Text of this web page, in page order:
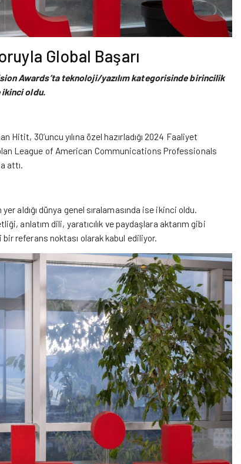
Global Başarı
Awards’ta teknoloji/yazılım kategorisinde birincilik
ikinci oldu.
Hitit, 30’uncu yılına özel hazırladığı 2024 Faaliyet
League of American Communications Professionals
attı.
aldığı dünya genel sıralamasında ise ikinci oldu.
anlatım dili, yaratıcılık ve paydaşlara aktarım gibi
referans noktası olarak kabul ediliyor.